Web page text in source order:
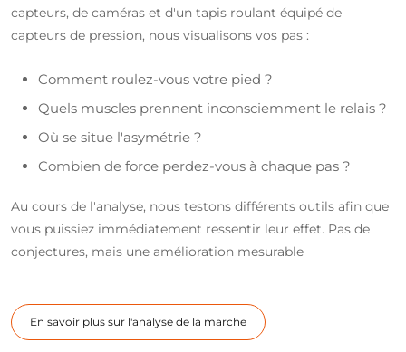
capteurs, de caméras et d'un tapis roulant équipé de
capteurs de pression, nous visualisons vos pas :
Comment roulez-vous votre pied ?
Quels muscles prennent inconsciemment le relais ?
Où se situe l'asymétrie ?
Combien de force perdez-vous à chaque pas ?
Au cours de l'analyse, nous testons différents outils afin que
vous puissiez immédiatement ressentir leur effet. Pas de
conjectures, mais une amélioration mesurable
En savoir plus sur l'analyse de la marche